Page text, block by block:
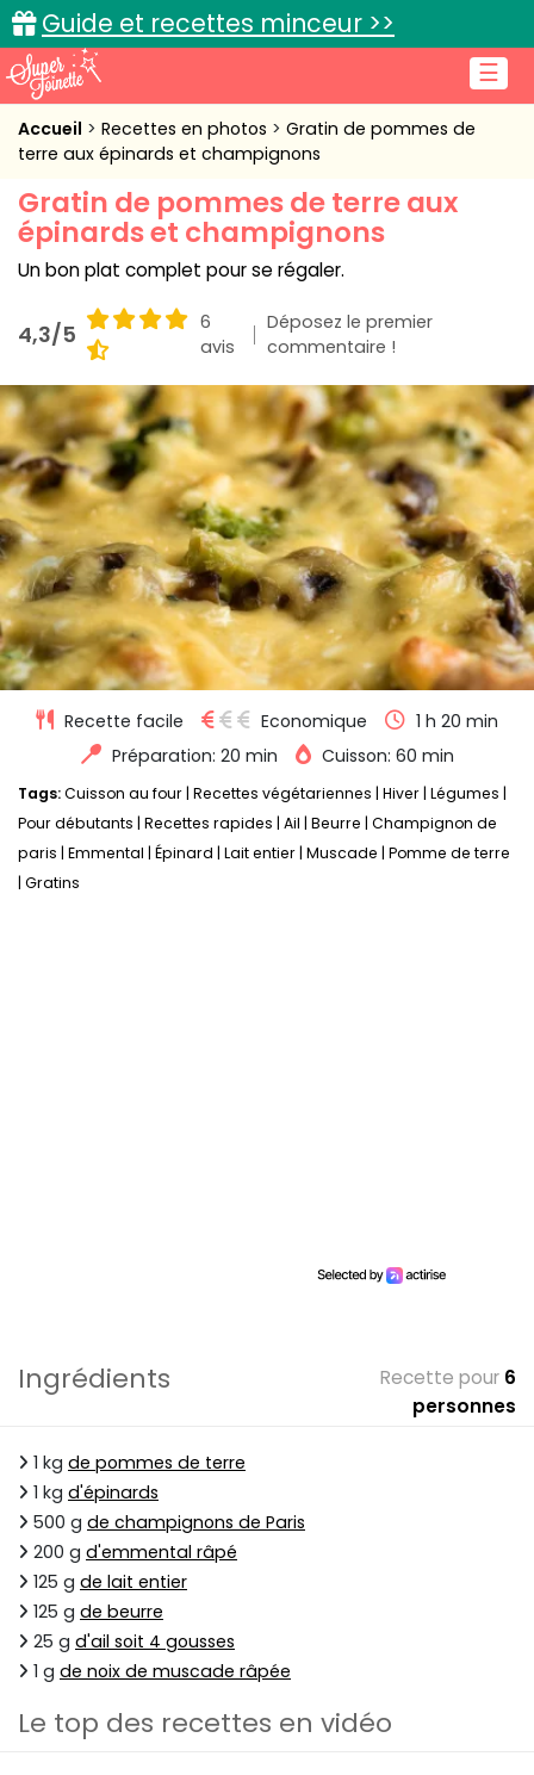
☰
Guide et recettes minceur >>
Accueil
Cuisine pratique
L'actu cuisine
Connexion
Accueil Recettes en photos
Gratin de pommes de
terre aux épinards et champignons
Gratin de pommes de terre aux
épinards et champignons
Un bon plat complet pour se régaler.
4,3/5
6
avis
Déposez le premier
commentaire !
Recette facile Economique
1 h 20 min
Préparation: 20 min
Cuisson: 60 min
Tags:Cuisson au four Recettes végétariennes Hiver Légumes
Pour débutants Recettes rapides Ail Beurre Champignon de
paris Emmental Épinard Lait entier Muscade Pomme de terre
Gratins
Ingrédients Recette pour 6
personnes
1 kg de pommes de terre
1 kg d'épinards
500 g de champignons de Paris
200 g d'emmental râpé
125 g de lait entier
125 g de beurre
25 g d'ail soit 4 gousses
1 g de noix de muscade râpée
Le top des recettes en vidéo